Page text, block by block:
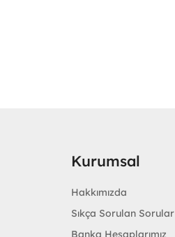
Kurumsal
Hakkımızda
Sıkça Sorulan Sorular
Banka Hesaplarımız